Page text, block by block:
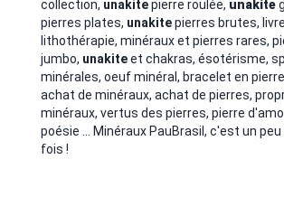
collection, unakitepierre roulée, unakite
pierres plates, unakitepierres brutes,
lithothérapie, minéraux et pierres rares,
jumbo, unakiteet chakras, ésotérisme,
minérales, oeuf minéral, bracelet en
achat de minéraux, achat de pierres,
minéraux, vertus des pierres, pierre
poésie ... Minéraux PauBrasil, c'est un
fois !